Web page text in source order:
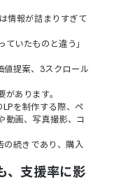
情報が詰まりすぎて
ていたものと違う」
値提案、3スクロール
あります。
を制作する際、ペ
動画、写真撮影、コ
の続きであり、購入
、支援率に影